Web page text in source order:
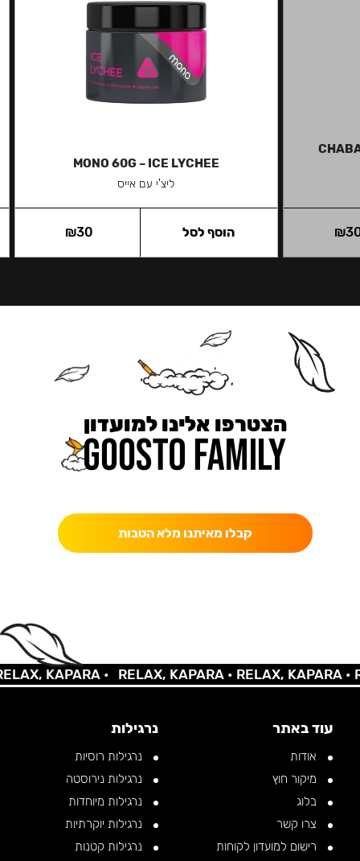
₪
MONO 60G – ICE LYCHEE
ליצ'י עם אייס
₪30 הוסף לסל
הצטרפו אלינו למועדון
קבלו מאיתנו מלא הטבות
KAPARA • RELAX, KAPARA •RELAX, KAPARA •
עוד באתר
אודות
מיקור חוץ
בלוג
צרו קשר
רישום למועדון לקוחות
נרגילות
נרגילות רוסיות
נרגילות נירוסטה
נרגילות מיוחדות
נרגילות יוקרתיות
נרגילות קטנות